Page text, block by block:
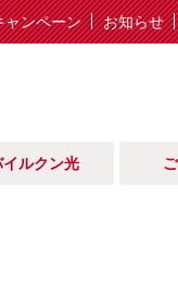
ャンペーン お知らせ
イルクン光